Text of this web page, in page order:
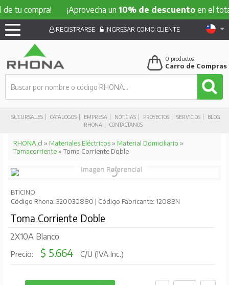
tu compra! ¡Aprovecha un10% de descuentoen el total
SUCURSALES CATÁLOGOS EMPRESA NOTICIAS PROYECTOS SERVICIOS
BLOG
RHONA
CONTÁCTANOS
REGISTRARSE INGRESAR COMO CLIENTE
0 productos
Carro de Compras
RHONA.cl » Materiales Eléctricos» Material Domiciliario »
Tomacorriente» Toma Corriente Doble
BTICINO
Código Rhona: 320030880 | Código Fabricante: 1208BN
Toma Corriente Doble
2X10A Blanco
Precio: $ 5.664 C/U (IVA Inc.)